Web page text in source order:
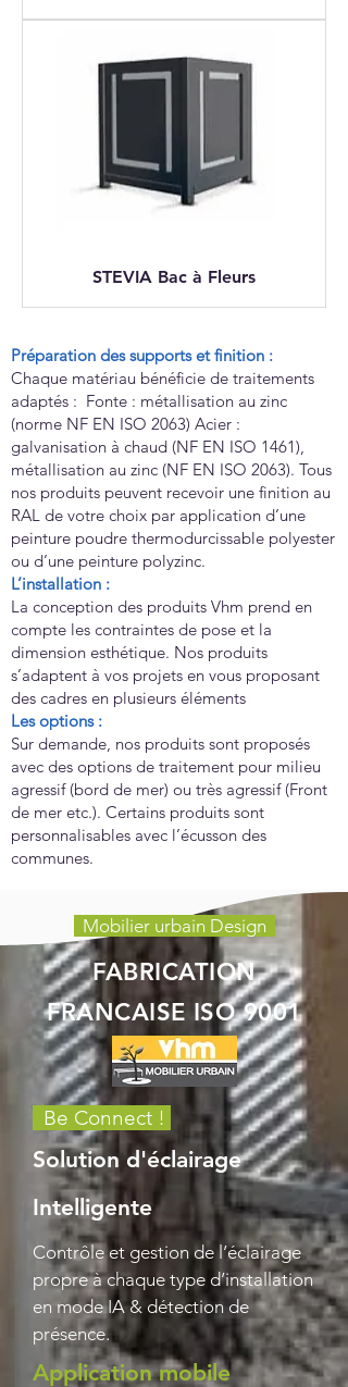
STEVIA Bac à Fleurs
Préparation des supports et finition :
Chaque matériau bénéficie de traitements
adaptés : Fonte : métallisation au zinc
(norme NF EN ISO 2063) Acier :
galvanisation à chaud (NF EN ISO 1461),
métallisation au zinc (NF EN ISO 2063). Tous
nos produits peuvent recevoir une finition au
RAL de votre choix par application d’une
peinture poudre thermodurcissable polyester
ou d’une peinture polyzinc.
L’installation :
La conception des produits Vhm prend en
compte les contraintes de pose et la
dimension esthétique. Nos produits
s’adaptent à vos projets en vous proposant
des cadres en plusieurs éléments
Les options :
Sur demande, nos produits sont proposés
avec des options de traitement pour milieu
agressif (bord de mer) ou très agressif (Front
de mer etc.). Certains produits sont
personnalisables avec l’écusson des
communes.
Mobilier urbain Design
FABRICATION
FRANCAISE ISO 9001
Be Connect !
Solution d'éclairage
Intelligente
Contrôle et gestion de l’éclairage
propre à chaque type d’installation
en mode IA & détection de
présence.
Application mobile